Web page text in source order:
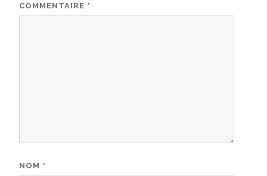
COMMENTAIRE *
NOM *